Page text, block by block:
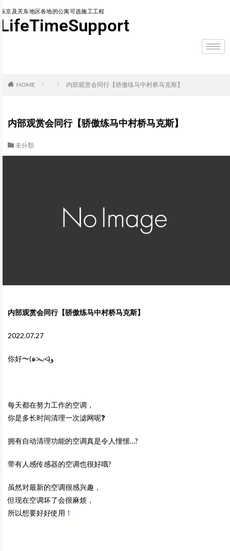
东京及关东地区各地的公寓可选施工工程
LifeTimeSupport
HOME 内部观赏会同行【骄傲练马中村桥马克斯】
内部观赏会同行【骄傲练马中村桥马克斯】
未分類
内部观赏会同行【骄傲练马中村桥马克斯】
2022.07.27
你好〜(๑˃̵ᴗ˂̵)و
每天都在努力工作的空调，
你是多长时间清理一次滤网呢❓
拥有自动清理功能的空调真是令人憧憬…?
带有人感传感器的空调也很好哦?
虽然对最新的空调很感兴趣，
但现在空调坏了会很麻烦，
所以想要好好使用 ！